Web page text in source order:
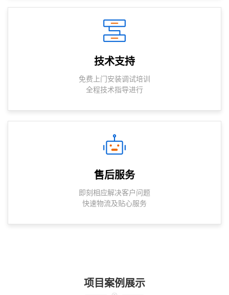
技术支持
免费上门安装调试培训
全程技术指导进行
售后服务
即刻相应解决客户问题
快速物流及贴心服务
项目案例展示